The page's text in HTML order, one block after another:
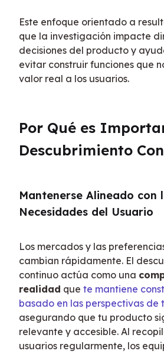
Este enfoque orientado a
que la investigación impacte
decisiones del producto y
evitar construir funciones que
valor real a los usuarios.
Por Qué es
Descubrimiento
Mantenerse Alineado con
Necesidades del Usuario
Los mercados y las
cambian rápidamente. El
continuo actúa como una
realidad que te mantiene
basado en las perspectivas de
asegurando que tu producto
relevante y accesible. Al
usuarios regularmente, los